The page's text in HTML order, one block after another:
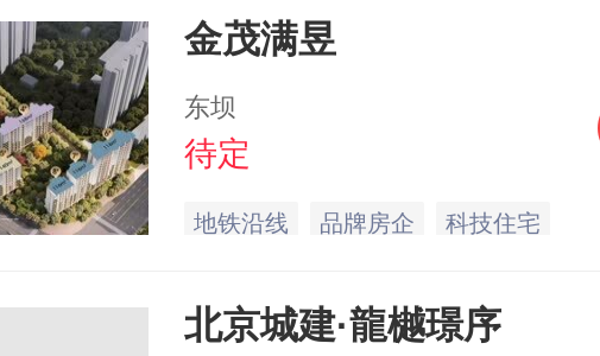
金茂满昱
东坝
待定
地铁沿线 品牌房企 科技住宅
北京城建·龍樾璟序